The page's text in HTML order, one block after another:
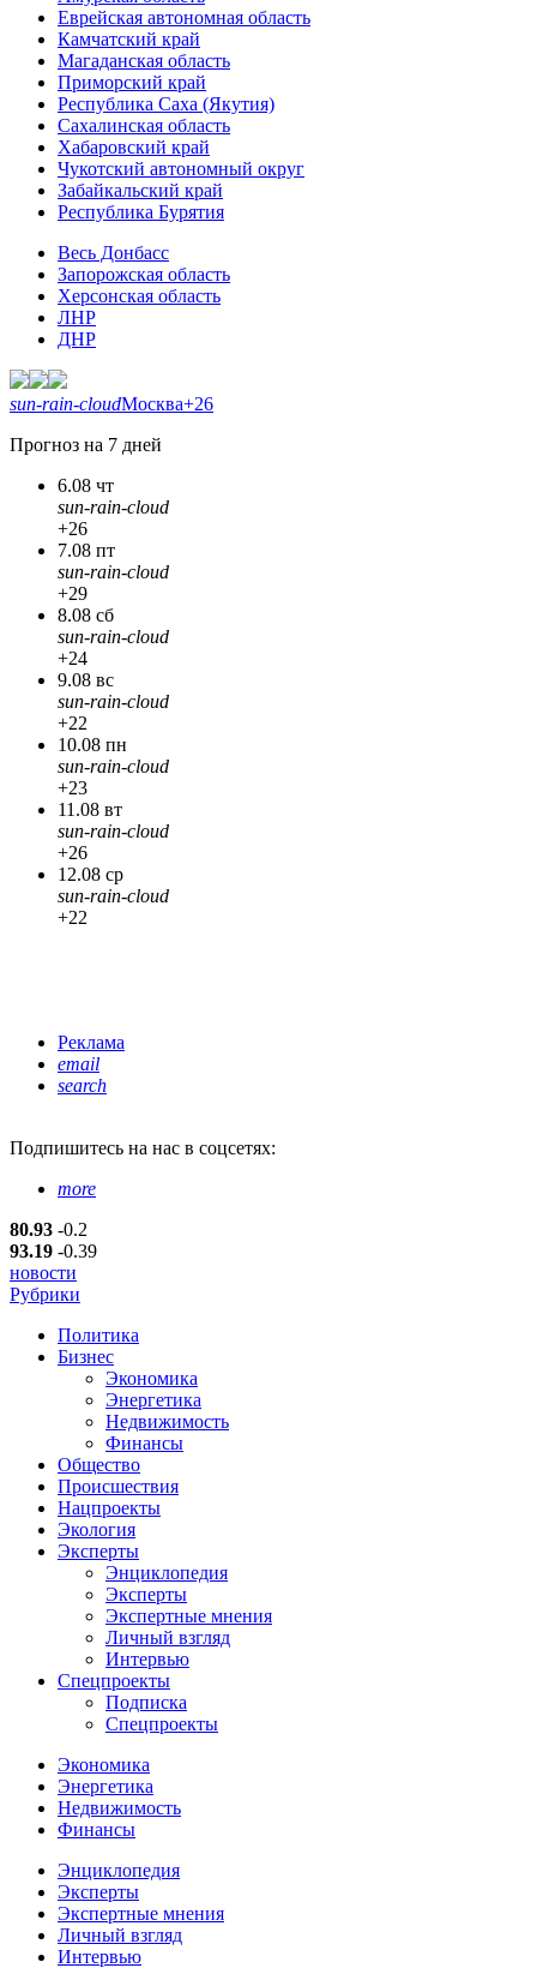
Еврейская автономная область
Камчатский край
Магаданская область
Приморский край
Республика Саха (Якутия)
Сахалинская область
Хабаровский край
Чукотский автономный округ
Забайкальский край
Республика Бурятия
Весь Донбасс
Запорожская область
Херсонская область
ЛНР
ДНР
sun-rain-cloudМосква+26
Прогноз на 7 дней
6.08 чт
sun-rain-cloud
+26
7.08 пт
sun-rain-cloud
+29
8.08 сб
sun-rain-cloud
+24
9.08 вс
sun-rain-cloud
+22
10.08 пн
sun-rain-cloud
+23
11.08 вт
sun-rain-cloud
+26
12.08 ср
sun-rain-cloud
+22
Реклама
email
search
Подпишитесь на нас в соцсетях:
more
80.93 -0.2
93.19 -0.39
новости
Рубрики
Политика
Бизнес
Экономика
Энергетика
Недвижимость
Финансы
Общество
Происшествия
Нацпроекты
Экология
Эксперты
Энциклопедия
Эксперты
Экспертные мнения
Личный взгляд
Интервью
Спецпроекты
Подписка
Спецпроекты
Экономика
Энергетика
Недвижимость
Финансы
Энциклопедия
Эксперты
Экспертные мнения
Личный взгляд
Интервью